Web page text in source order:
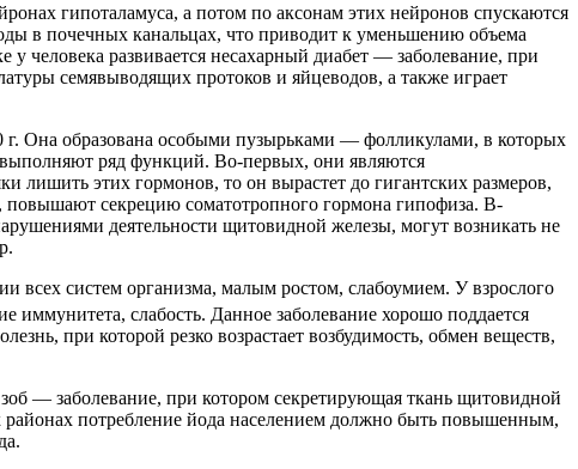
гипоталамуса, а потом по аксонам этих нейронов спускаются
в почечных канальцах, что приводит к уменьшению объема
человека развивается несахарный диабет — заболевание, при
семявыводящих протоков и яйцеводов, а также играет
г. Она образована особыми пузырьками — фолликулами, в которых
ряд функций. Во-первых, они являются
этих гормонов, то он вырастет до гигантских размеров,
повышают секрецию соматотропного гормона гипофиза. В-
деятельности щитовидной железы, могут возникать не
всех систем организма, малым ростом, слабоумием. У взрослого
слабость. Данное заболевание хорошо поддается
при которой резко возрастает возбудимость, обмен веществ,
зоб — заболевание, при котором секретирующая ткань щитовидной
районах потребление йода населением должно быть повышенным,